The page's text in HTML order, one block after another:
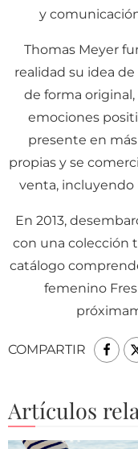
y
Thomas Meyer
realidad su idea
de forma
emociones
presente en
propias y se
venta, incluyendo
En 2013,
con una colección
catálogo
femenino
COMPARTIR
Artículos